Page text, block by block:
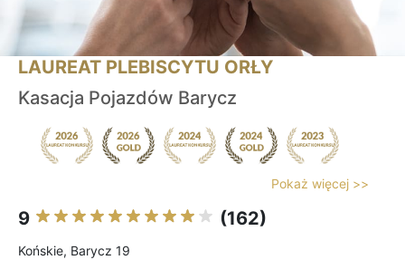
LAUREAT PLEBISCYTU ORŁY
Kasacja Pojazdów Barycz
Pokaż więcej >>
9 (162)
Końskie, Barycz 19